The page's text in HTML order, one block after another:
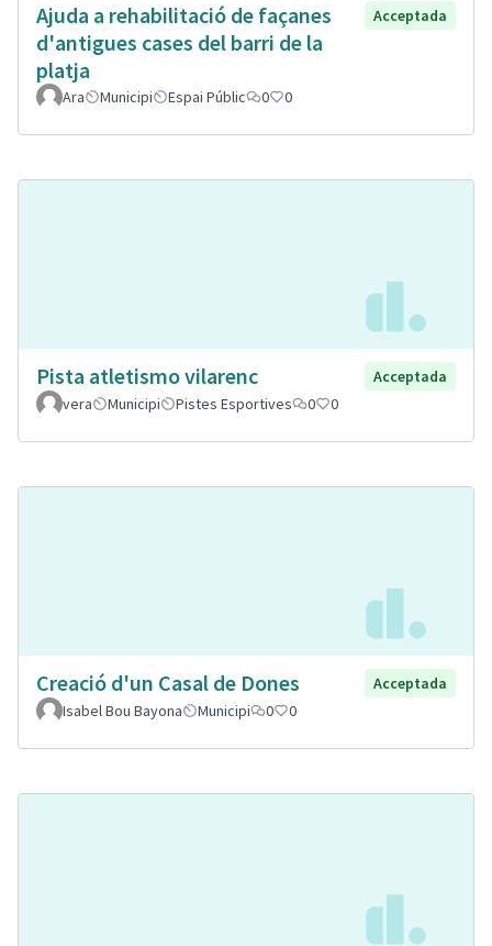
Ajuda a rehabilitació de façanes
d'antigues cases del barri de la
platja
Acceptada
Ara Municipi Espai Públic 0 0
Pista atletismo vilarenc
Acceptada
vera
Municipi Pistes Esportives 0 0
Creació d'un Casal de Dones
Acceptada
Isabel Bou Bayona
Municipi 0 0